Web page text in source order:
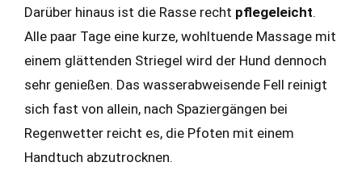
Darüber hinaus ist die Rasse recht pflegeleicht.
Alle paar Tage eine kurze, wohltuende Massage mit
einem glättenden Striegel wird der Hund dennoch
sehr genießen. Das wasserabweisende Fell reinigt
sich fast von allein, nach Spaziergängen bei
Regenwetter reicht es, die Pfoten mit einem
Handtuch abzutrocknen.